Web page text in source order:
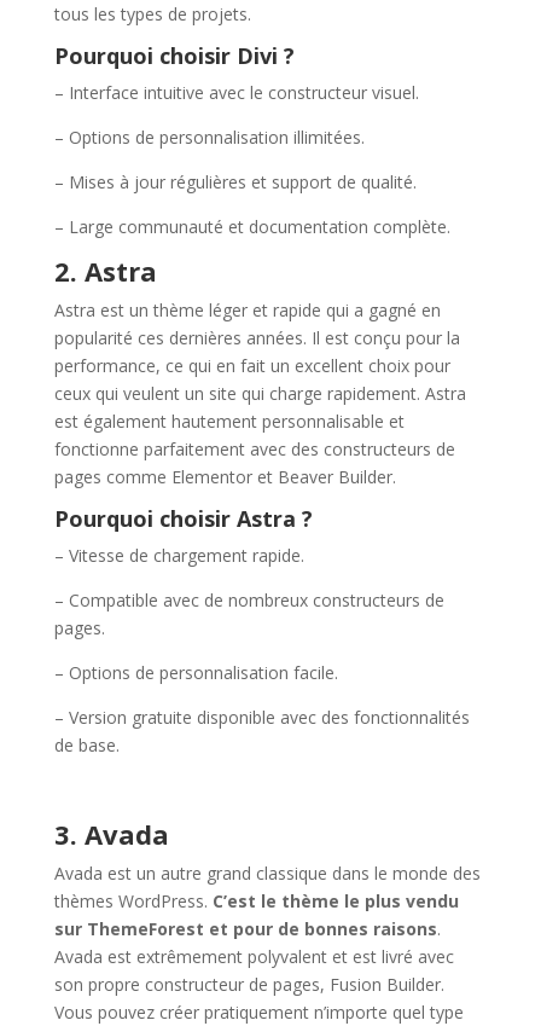
tous les types de projets.
Pourquoi choisir Divi ?
– Interface intuitive avec le constructeur visuel.
– Options de personnalisation illimitées.
– Mises à jour régulières et support de qualité.
– Large communauté et documentation complète.
2. Astra
Astra est un thème léger et rapide qui a gagné en
popularité ces dernières années. Il est conçu pour la
performance, ce qui en fait un excellent choix pour
ceux qui veulent un site qui charge rapidement. Astra
est également hautement personnalisable et
fonctionne parfaitement avec des constructeurs de
pages comme Elementor et Beaver Builder.
Pourquoi choisir Astra ?
– Vitesse de chargement rapide.
– Compatible avec de nombreux constructeurs de
pages.
– Options de personnalisation facile.
– Version gratuite disponible avec des fonctionnalités
de base.
3. Avada
Avada est un autre grand classique dans le monde des
thèmes WordPress. C’est le thème le plus vendu
sur ThemeForest et pour de bonnes raisons.
Avada est extrêmement polyvalent et est livré avec
son propre constructeur de pages, Fusion Builder.
Vous pouvez créer pratiquement n’importe quel type